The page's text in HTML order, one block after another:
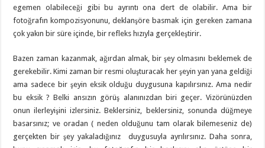
egemen olabileceği gibi bu ayrıntı ona dert de olabilir. Ama bir
fotoğrafın kompozisyonunu, deklanşöre basmak için gereken zamana
çok yakın bir süre içinde, bir refleks hızıyla gerçekleştirir.
Bazen zaman kazanmak, ağırdan almak, bir şey olmasını beklemek de
gerekebilir. Kimi zaman bir resmi oluşturacak her şeyin yan yana geldiği
ama sadece bir şeyin eksik olduğu duygusuna kapılırsınız. Ama nedir
bu eksik ? Belki ansızın görüş alanınızdan biri geçer. Vizörünüzden
onun ilerleyişini izlersiniz. Beklersiniz, beklersiniz, sonunda düğmeye
basarsınız; ve oradan ( neden olduğunu tam olarak bilemeseniz de)
gerçekten bir şey yakaladığınız duygusuyla ayrılırsınız. Daha sonra,